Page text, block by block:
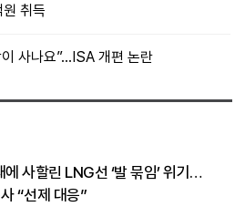
취득
사나요”…ISA 개편 논란
사할린 LNG선 ‘발 묶임’ 위기…
“선제 대응”